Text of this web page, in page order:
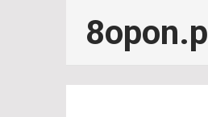
8opon.pl